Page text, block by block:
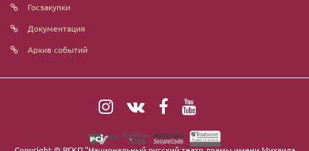
Госзакупки
Документация
Архив событий